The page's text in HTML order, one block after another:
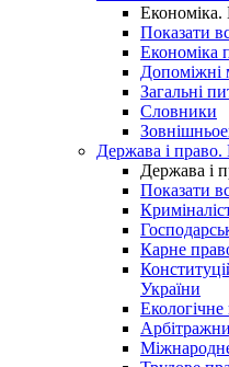
Економіка.
Показати
Економіка
Допоміжні
Загальні
Словники
Держава і
Держава і
Показати
Карне
України
Екологічне